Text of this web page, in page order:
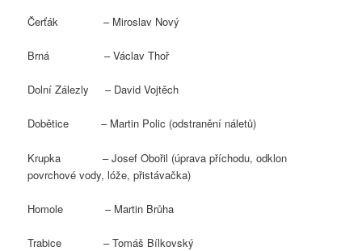
Čerťák – Miroslav Nový
Brná – Václav Thoř
Dolní Zálezly – David Vojtěch
Dobětice – Martin Polic (odstranění náletů)
Krupka – Josef Obořil (úprava příchodu, odklon
povrchové vody, lóže, přistávačka)
Homole – Martin Brůha
Trabice – Tomáš Bílkovský